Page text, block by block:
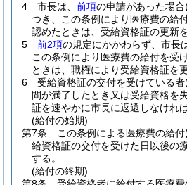
4
市長は、 前項の申請があった場
つき、この条例により医療費の給
認めたときは、受給資格証の更新
5
前2項の規定にかかわらず、市長
この条例により医療費の給付を受
ときは、職権により受給資格証を
6
受給資格証の交付を受けている
間が満了したとき又は受給資格を
証を速やかに市長に返還しなけれ
(給付の始期)
第7条
この条例による医療費の給付
給資格証の交付を受けた日以後の
する。
(給付の終期)